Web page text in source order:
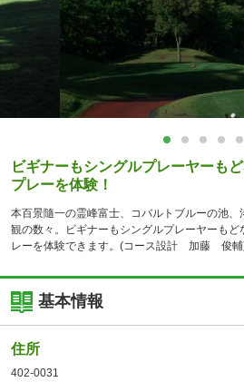
ビギナーもシングルプレーヤーも
プレーを体験！
本百景隨一の霊峰富士、コバルトブルーの池
観の数々。ビギナーもシングルプレーヤーも
レーを体験できます。(コース設計 加藤 俊
基本情報
住所
402-0031